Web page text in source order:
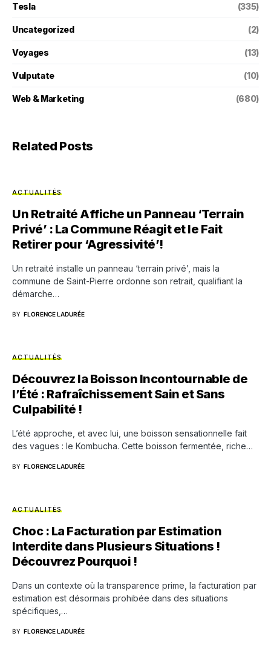
Tesla (335)
Uncategorized (2)
Voyages (13)
Vulputate (10)
Web & Marketing (680)
Related Posts
ACTUALITÉS
Un Retraité Affiche un Panneau ‘Terrain
Privé’ : La Commune Réagit et le Fait
Retirer pour ‘Agressivité’!
Un retraité installe un panneau ‘terrain privé’, mais la
commune de Saint-Pierre ordonne son retrait, qualifiant la
démarche…
BY FLORENCE LADURÉE
ACTUALITÉS
Découvrez la Boisson Incontournable de
l’Été : Rafraîchissement Sain et Sans
Culpabilité !
L’été approche, et avec lui, une boisson sensationnelle fait
des vagues : le Kombucha. Cette boisson fermentée, riche…
BY FLORENCE LADURÉE
ACTUALITÉS
Choc : La Facturation par Estimation
Interdite dans Plusieurs Situations !
Découvrez Pourquoi !
Dans un contexte où la transparence prime, la facturation par
estimation est désormais prohibée dans des situations
spécifiques,…
BY FLORENCE LADURÉE